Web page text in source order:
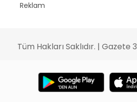
Reklam
Tüm Hakları Saklıdır. | Gazete 3